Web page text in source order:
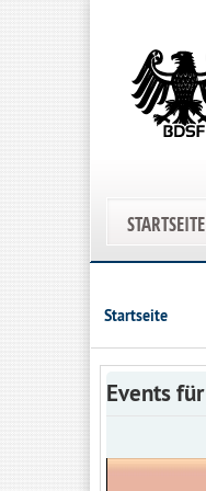
STARTSEITE
Startseite
Events für